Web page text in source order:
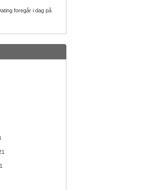
foregår i dag på